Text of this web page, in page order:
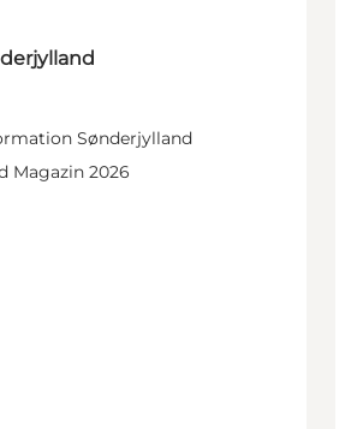
Sønderjylland
Magazin 2026